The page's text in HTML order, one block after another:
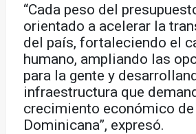
“Cada peso del
orientado a acelerar la
del país, fortaleciendo el
humano, ampliando las
para la gente y
infraestructura que
crecimiento económico
Dominicana”, expresó.